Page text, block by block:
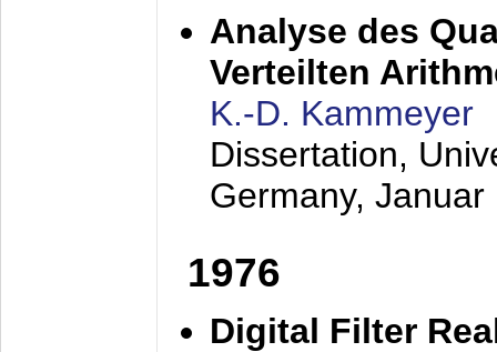
Analyse des
Verteilten
K.-D. Kammeyer
Dissertation,
Germany, Januar
1976
Digital Filter